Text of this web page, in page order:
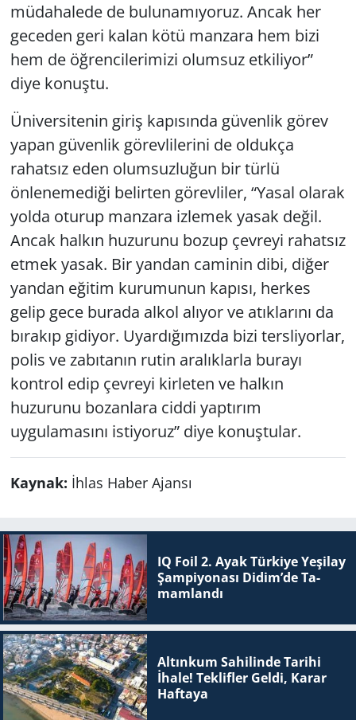
müdahalede de bulunamıyoruz. Ancak her
geceden geri kalan kötü manzara hem bizi
hem de öğrencilerimizi olumsuz etkiliyor”
diye konuştu.
Üniversitenin giriş kapısında güvenlik görev
yapan güvenlik görevlilerini de oldukça
rahatsız eden olumsuzluğun bir türlü
önlenemediği belirten görevliler, “Yasal olarak
yolda oturup manzara izlemek yasak değil.
Ancak halkın huzurunu bozup çevreyi rahatsız
etmek yasak. Bir yandan caminin dibi, diğer
yandan eğitim kurumunun kapısı, herkes
gelip gece burada alkol alıyor ve atıklarını da
bırakıp gidiyor. Uyardığımızda bizi tersliyorlar,
polis ve zabıtanın rutin aralıklarla burayı
kontrol edip çevreyi kirleten ve halkın
huzurunu bozanlara ciddi yaptırım
uygulamasını istiyoruz” diye konuştular.
Kaynak: İhlas Haber Ajansı
IQ Foil 2. Ayak Tür­ki­ye Ye­şi­lay
Şam­pi­yo­na­sı Didim’de Ta­
mam­lan­dı
Altınkum Sahilinde Tarihi
İhale! Teklifler Geldi, Karar
Haftaya